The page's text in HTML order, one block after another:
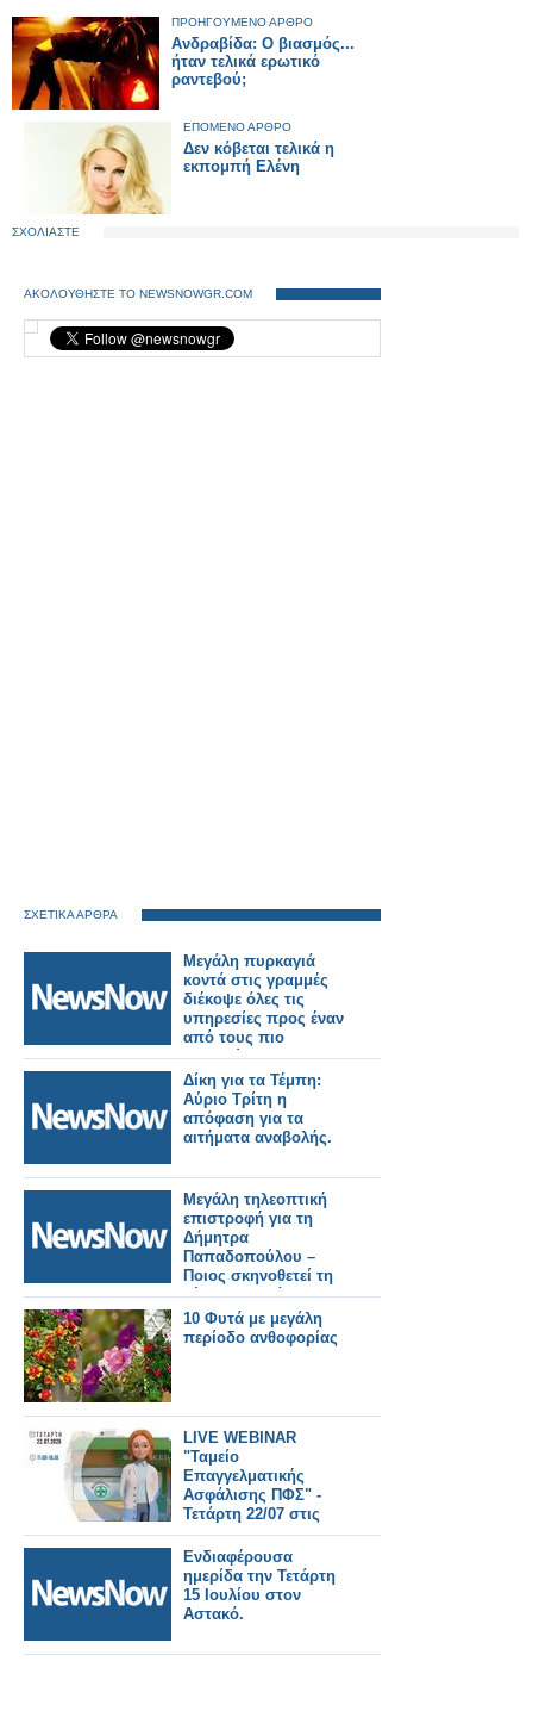
ΠΡΟΗΓΟΥΜΕΝΟ ΑΡΘΡΟ
Ανδραβίδα: O βιασμός...
ήταν τελικά ερωτικό
ραντεβού;
ΕΠΟΜΕΝΟ ΑΡΘΡΟ
Δεν κόβεται τελικά η
εκπομπή Ελένη
ΣΧΟΛΙΑΣΤΕ
ΑΚΟΛΟΥΘΗΣΤΕ ΤΟ NEWSNOWGR.COM
ΣΧΕΤΙΚΑ ΑΡΘΡΑ
Μεγάλη πυρκαγιά
κοντά στις γραμμές
διέκοψε όλες τις
υπηρεσίες προς έναν
από τους πιο
πολυσύχναστους
σιδηροδρομικούς
σταθμούς του
Λονδίνου.
Δίκη για τα Τέμπη:
Αύριο Τρίτη η
απόφαση για τα
αιτήματα αναβολής.
Μεγάλη τηλεοπτική
επιστροφή για τη
Δήμητρα
Παπαδοπούλου –
Ποιος σκηνοθετεί τη
νέα της σειρά
10 Φυτά με μεγάλη
περίοδο ανθοφορίας
LIVE WEBINAR
"Ταμείο
Επαγγελματικής
Ασφάλισης ΠΦΣ" -
Τετάρτη 22/07 στις
17:00
Ενδιαφέρουσα
ημερίδα την Τετάρτη
15 Ιουλίου στον
Αστακό.